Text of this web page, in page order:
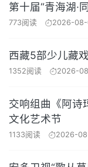
第十届“青海湖·
773阅读 2026-
西藏5部少儿藏
1352阅读 2026-
交响组曲《阿诗
文化艺术节
1133阅读 2026-